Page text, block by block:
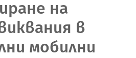
на
в
мобилни